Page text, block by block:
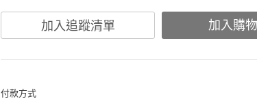
加入追蹤清單 加入購
付款方式